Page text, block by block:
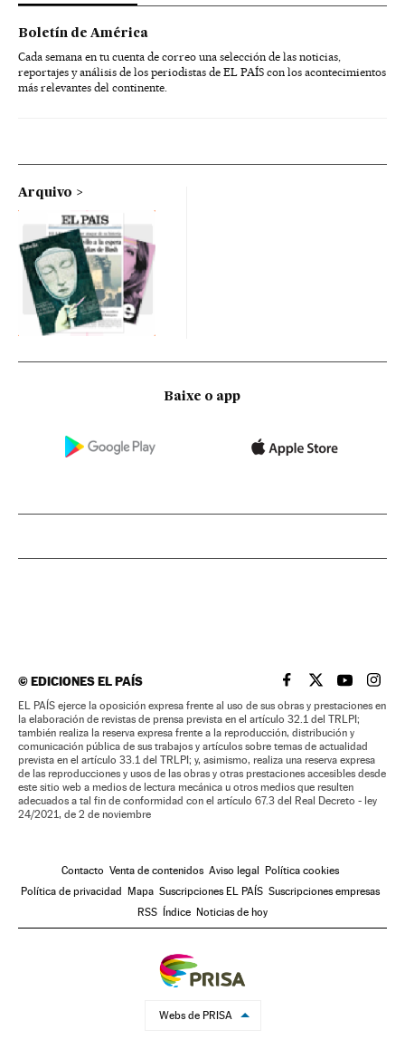
Boletín de América
Cada semana en tu cuenta de correo una selección de las noticias,
reportajes y análisis de los periodistas de EL PAÍS con los acontecimientos
más relevantes del continente.
Arquivo
Baixe o app
©EDICIONES EL PAÍS EL PAÍS BRASIL EN
EL PAÍSEL PAÍS
EL
EL PAÍS ejerce la oposición expresa frente al uso de sus obras y prestaciones en
la elaboración de revistas de prensa prevista en el artículo 32.1 del TRLPI;
también realiza la reserva expresa frente a la reproducción, distribución y
comunicación pública de sus trabajos y artículos sobre temas de actualidad
prevista en el artículo 33.1 del TRLPI; y, asimismo, realiza una reserva expresa
de las reproducciones y usos de las obras y otras prestaciones accesibles desde
este sitio web a medios de lectura mecánica u otros medios que resulten
adecuados a tal fin de conformidad con el artículo 67.3 del Real Decreto - ley
24/2021, de 2 de noviembre
Contacto Venta de contenidos Aviso legal Política cookies
Política de privacidad Mapa Suscripciones EL PAÍS Suscripciones empresas
RSS Índice Noticias de hoy
Webs de PRISA